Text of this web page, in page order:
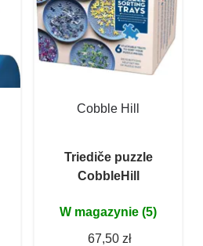
Cobble Hill
Triediče puzzle
CobbleHill
W magazynie (5)
67,50 zł